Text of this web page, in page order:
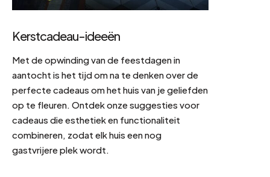
Kerstcadeau-ideeën
Met de opwinding van de feestdagen in
aantocht is het tijd om na te denken over de
perfecte cadeaus om het huis van je geliefden
op te fleuren. Ontdek onze suggesties voor
cadeaus die esthetiek en functionaliteit
combineren, zodat elk huis een nog
gastvrijere plek wordt.